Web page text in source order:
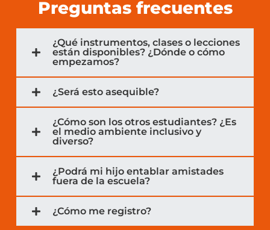
Preguntas frecuentes
¿Qué instrumentos, clases o lecciones
están disponibles? ¿Dónde o cómo
empezamos?
¿Será esto asequible?
¿Cómo son los otros estudiantes? ¿Es
el medio ambiente inclusivo y
diverso?
¿Podrá mi hijo entablar amistades
fuera de la escuela?
¿Cómo me registro?